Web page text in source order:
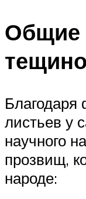
Общие
Благодаря
листьев у
научного
прозвищ,
народе: